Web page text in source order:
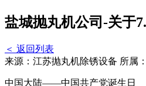
盐城抛丸机公司-关于
＜ 返回列表
来源：江苏抛丸机除锈设备 所属：
中国大陆——中国共产党诞生日